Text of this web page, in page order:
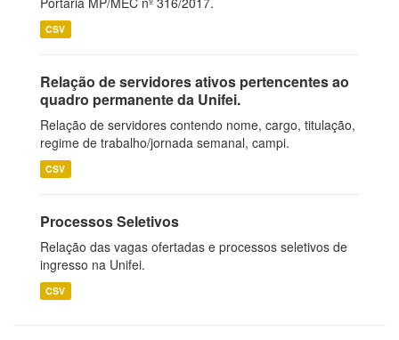
CSV
Relação de servidores ativos pertencentes ao
quadro permanente da Unifei.
Relação de servidores contendo nome, cargo, titulação,
regime de trabalho/jornada semanal, campi.
CSV
Processos Seletivos
Relação das vagas ofertadas e processos seletivos de
ingresso na Unifei.
CSV